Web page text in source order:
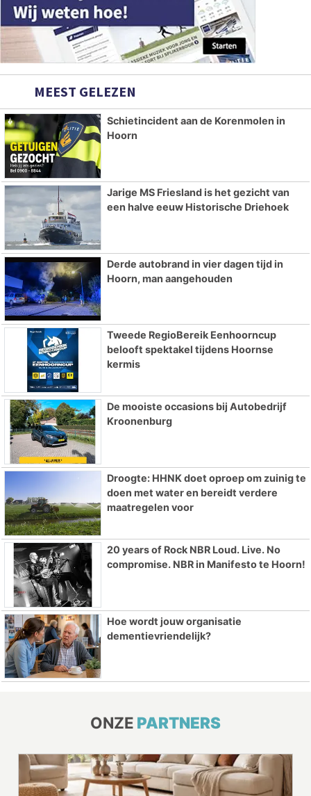
MEEST GELEZEN
Schietincident aan de Korenmolen in
Hoorn
Jarige MS Friesland is het gezicht van
een halve eeuw Historische Driehoek
Derde autobrand in vier dagen tijd in
Hoorn, man aangehouden
Tweede RegioBereik Eenhoorncup
belooft spektakel tijdens Hoornse
kermis
De mooiste occasions bij Autobedrijf
Kroonenburg
Droogte: HHNK doet oproep om zuinig te
doen met water en bereidt verdere
maatregelen voor
20 years of Rock NBR Loud. Live. No
compromise. NBR in Manifesto te Hoorn!
Hoe wordt jouw organisatie
dementievriendelijk?
ONZE PARTNERS